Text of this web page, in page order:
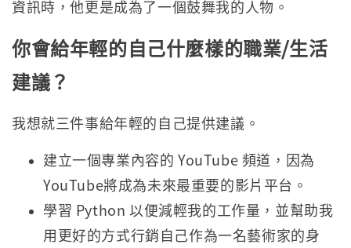
資訊時，他更是成為了一個鼓舞我的人物。
你會給年輕的自己什麼樣的職業/生活
建議？
我想就三件事給年輕的自己提供建議。
建立一個專業內容的 YouTube 頻道，因為
YouTube將成為未來最重要的影片平台。
學習 Python 以便減輕我的工作量，並幫助我
用更好的方式行銷自己作為一名藝術家的身